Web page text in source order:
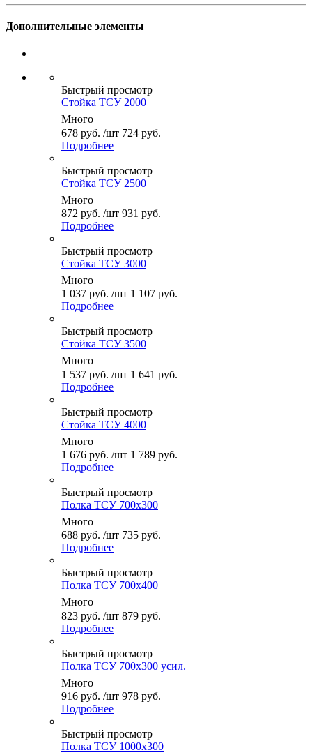
Дополнительные элементы
Быстрый просмотр
Стойка ТСУ 2000
Много
678 руб. /шт 724 руб.
Подробнее
Быстрый просмотр
Стойка ТСУ 2500
Много
872 руб. /шт 931 руб.
Подробнее
Быстрый просмотр
Стойка ТСУ 3000
Много
1 037 руб. /шт 1 107 руб.
Подробнее
Быстрый просмотр
Стойка ТСУ 3500
Много
1 537 руб. /шт 1 641 руб.
Подробнее
Быстрый просмотр
Стойка ТСУ 4000
Много
1 676 руб. /шт 1 789 руб.
Подробнее
Быстрый просмотр
Полка ТСУ 700x300
Много
688 руб. /шт 735 руб.
Подробнее
Быстрый просмотр
Полка ТСУ 700x400
Много
823 руб. /шт 879 руб.
Подробнее
Быстрый просмотр
Полка ТСУ 700x300 усил.
Много
916 руб. /шт 978 руб.
Подробнее
Быстрый просмотр
Полка ТСУ 1000x300